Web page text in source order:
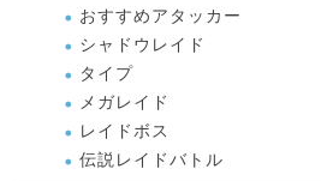
おすすめアタッカー
シャドウレイド
タイプ
メガレイド
レイドボス
伝説レイドバトル